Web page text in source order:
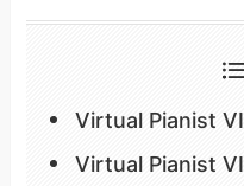
Virtual Pianist
Virtual Pianist